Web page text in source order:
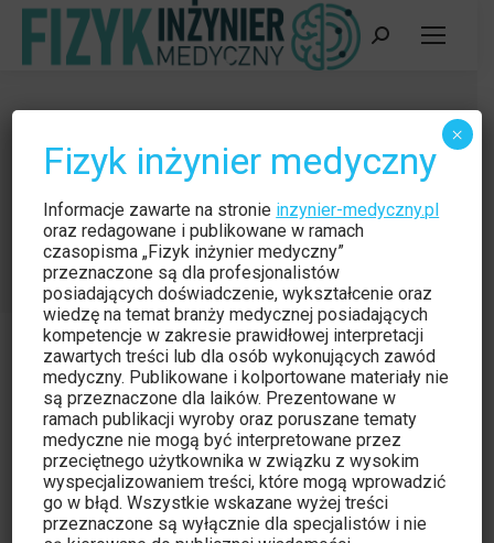
Szukaj:
twórczyni Instytutu Radowego w
Warszawie
Jesteś tutaj: Strona główna
Czytelnia
Maria Skłodowska-Curie – twórczyni Instytutu…
lis
2015
Czytelnia
Fizyk inżynier medyczny
Informacje zawarte na stronie inzynier-medyczny.pl
oraz redagowane i publikowane w ramach
czasopisma „Fizyk inżynier medyczny”
przeznaczone są dla profesjonalistów
posiadających doświadczenie, wykształcenie oraz
wiedzę na temat branży medycznej posiadających
kompetencje w zakresie prawidłowej interpretacji
zawartych treści lub dla osób wykonujących zawód
medyczny. Publikowane i kolportowane materiały nie
są przeznaczone dla laików. Prezentowane w
ramach publikacji wyroby oraz poruszane tematy
medyczne nie mogą być interpretowane przez
przeciętnego użytkownika w związku z wysokim
wyspecjalizowaniem treści, które mogą wprowadzić
go w błąd. Wszystkie wskazane wyżej treści
przeznaczone są wyłącznie dla specjalistów i nie
×